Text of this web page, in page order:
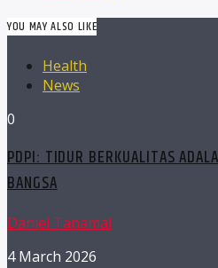
YOU MAY ALSO LIKE
Health
News
0
PDPI: TIDUR BERKUALITAS
BANGSA
Daniel Tanamal
4 March 2026